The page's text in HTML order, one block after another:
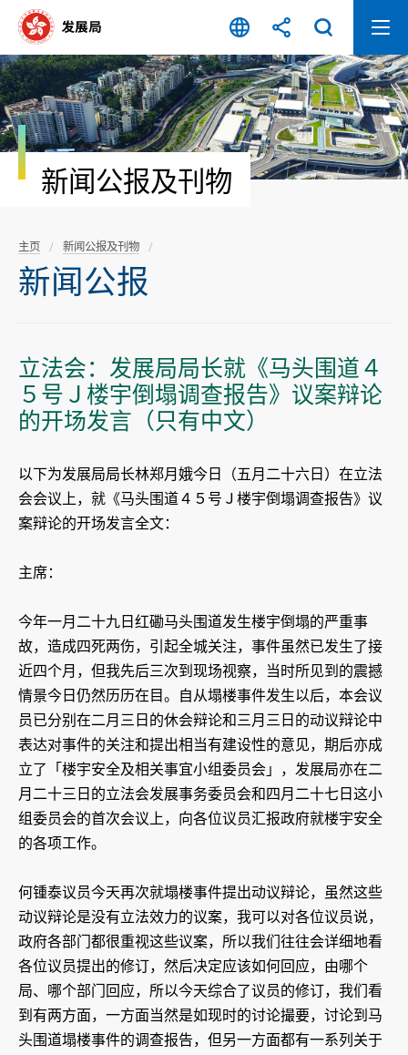
容
开
始
新闻公报及刊物
主页 新闻公报及刊物
新闻公报
立法会：发展局局长就《马头围道４
５号Ｊ楼宇倒塌调查报告》议案辩论
的开场发言（只有中文）
以下为发展局局长林郑月娥今日（五月二十六日）在立法
会会议上，就《马头围道４５号Ｊ楼宇倒塌调查报告》议
案辩论的开场发言全文：
主席：
今年一月二十九日红磡马头围道发生楼宇倒塌的严重事
故，造成四死两伤，引起全城关注，事件虽然已发生了接
近四个月，但我先后三次到现场视察，当时所见到的震撼
情景今日仍然历历在目。自从塌楼事件发生以后，本会议
员已分别在二月三日的休会辩论和三月三日的动议辩论中
表达对事件的关注和提出相当有建设性的意见，期后亦成
立了「楼宇安全及相关事宜小组委员会」，发展局亦在二
月二十三日的立法会发展事务委员会和四月二十七日这小
组委员会的首次会议上，向各位议员汇报政府就楼宇安全
的各项工作。
何锺泰议员今天再次就塌楼事件提出动议辩论，虽然这些
动议辩论是没有立法效力的议案，我可以对各位议员说，
政府各部门都很重视这些议案，所以我们往往会详细地看
各位议员提出的修订，然后决定应该如何回应，由哪个
局、哪个部门回应，所以今天综合了议员的修订，我们看
到有两方面，一方面当然是如现时的讨论撮要，讨论到马
头围道塌楼事件的调查报告，但另一方面都有一系列关于